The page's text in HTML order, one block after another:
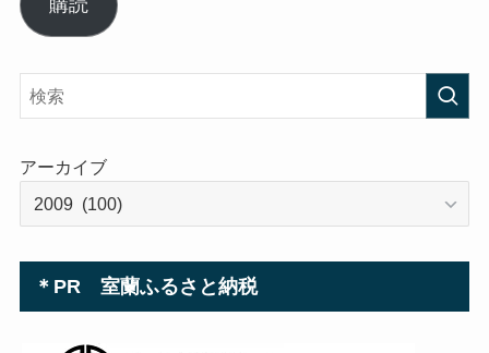
ア
ス
購読
アーカイブ
＊PR 室蘭ふるさと納税